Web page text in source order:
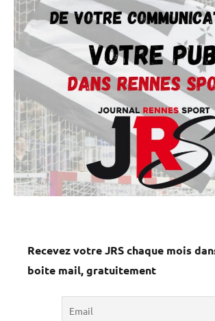
Recevez votre JRS chaque mois
boite mail, gratuitement